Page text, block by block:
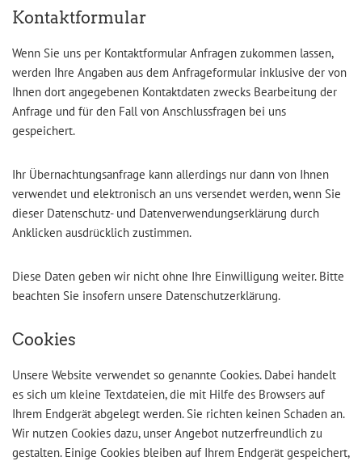
Kontaktformular
Wenn Sie uns per Kontaktformular Anfragen zukommen lassen,
werden Ihre Angaben aus dem Anfrageformular inklusive der von
Ihnen dort angegebenen Kontaktdaten zwecks Bearbeitung der
Anfrage und für den Fall von Anschlussfragen bei uns
gespeichert.
Ihr Übernachtungsanfrage kann allerdings nur dann von Ihnen
verwendet und elektronisch an uns versendet werden, wenn Sie
dieser Datenschutz- und Datenverwendungserklärung durch
Anklicken ausdrücklich zustimmen.
Diese Daten geben wir nicht ohne Ihre Einwilligung weiter. Bitte
beachten Sie insofern unsere Datenschutzerklärung.
Cookies
Unsere Website verwendet so genannte Cookies. Dabei handelt
es sich um kleine Textdateien, die mit Hilfe des Browsers auf
Ihrem Endgerät abgelegt werden. Sie richten keinen Schaden an.
Wir nutzen Cookies dazu, unser Angebot nutzerfreundlich zu
gestalten. Einige Cookies bleiben auf Ihrem Endgerät gespeichert,